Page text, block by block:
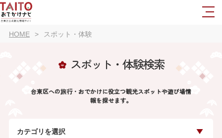
HOME スポット・体験
スポット・体験検索
台東区への旅行・おでかけに役立つ観光スポットや遊び場情
報を探せます。
カテゴリを選択